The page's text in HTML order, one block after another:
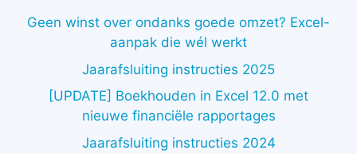
Geen winst over ondanks goede omzet? Excel-
aanpak die wél werkt
Jaarafsluiting instructies 2025
[UPDATE] Boekhouden in Excel 12.0 met
nieuwe financiële rapportages
Jaarafsluiting instructies 2024